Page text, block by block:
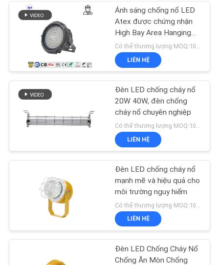
YÊU
GIÁ
WEB
PRIVACY
POLICY
Đèn chống cháy nổ
LED
Đèn LED Tunnel
57
Đèn đường LED
323
Ánh sáng chống nổ LED
Atex được chứng nhận
High Bay Area Hanging
Wall Mounted Zone 1
Zone 2 LNG Gas Station
Ngành dầu mỏ
LIÊN HỆ
Đèn LED chống cháy nổ
20W 40W, đèn chống
cháy nổ chuyên nghiệp
LIÊN HỆ
Đèn LED chống cháy nổ
mạnh mẽ và hiệu quả cho
môi trường nguy hiểm
LIÊN HỆ
Đèn LED Chống Cháy Nổ
Chống Ăn Mòn Chống